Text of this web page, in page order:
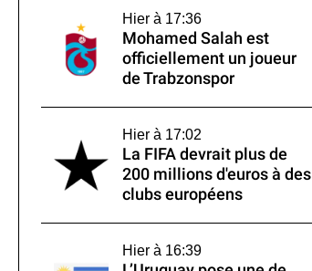
Hier à 17:36
Mohamed Salah est
officiellement un joueur
de Trabzonspor
Hier à 17:02
La FIFA devrait plus de
200 millions d'euros à des
clubs européens
Hier à 16:39